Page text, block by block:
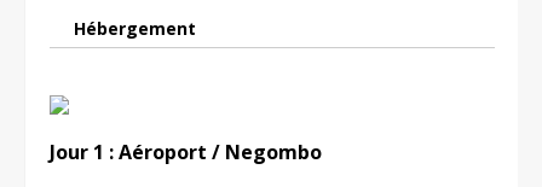
Hébergement
Jour 1 : Aéroport / Negombo